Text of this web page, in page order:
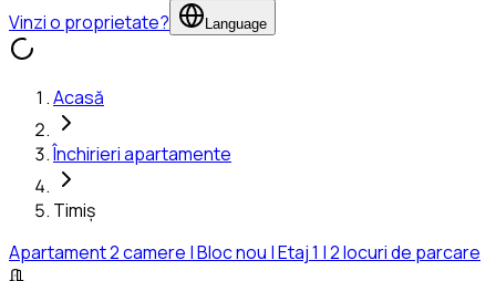
Vinzi o proprietate?
Language
Acasă
Închirieri apartamente
Timiș
Apartament 2 camere | Bloc nou | Etaj 1 | 2 locuri de parcare